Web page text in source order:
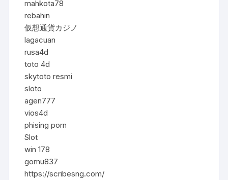
mahkota78
rebahin
仮想通貨カジノ
lagacuan
rusa4d
toto 4d
skytoto resmi
sloto
agen777
vios4d
phising porn
Slot
win 178
gomu837
https://scribesng.com/